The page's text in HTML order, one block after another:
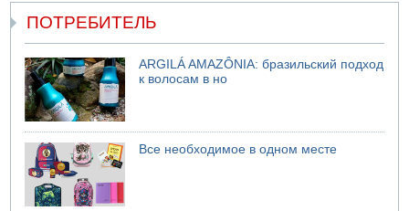
ПОТРЕБИТЕЛЬ
ARGILÁ AMAZÔNIA: бразильский подход
к волосам в но
Все необходимое в одном месте